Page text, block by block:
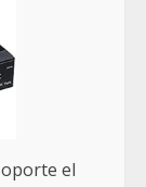
el